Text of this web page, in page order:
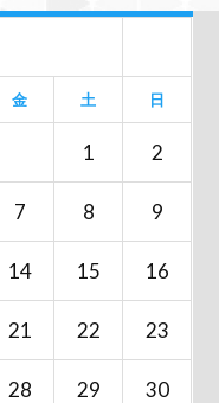
金 土 日
1 2
7 8 9
14 15 16
21 22 23
28 29 30